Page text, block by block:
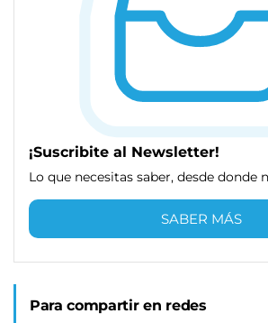
¡Suscribite al Newsletter!
Lo que necesitas saber, desde donde
SABER MÁS
Para compartir en redes